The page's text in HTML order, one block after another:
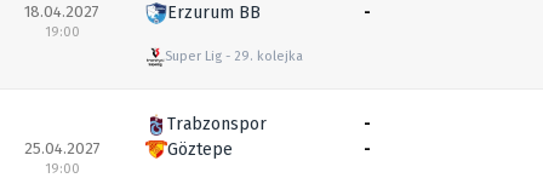
18.04.2027
19:00
Erzurum BB
Super Lig 29. kolejka
-
25.04.2027
19:00
Trabzonspor
Göztepe
-
-